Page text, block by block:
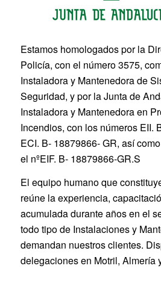
Estamos homologados por la
Policía, con el número 3575,
Instaladora y Mantenedora de
Seguridad, y por la Junta de
Instaladora y Mantenedora en
Incendios, con los números EII.
ECI. B- 18879866- GR, así
el nºEIF. B- 18879866-GR.S
El equipo humano que
reúne la experiencia,
acumulada durante años en el
todo tipo de Instalaciones y
demandan nuestros clientes.
delegaciones en Motril, Almería